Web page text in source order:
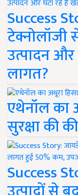
Success
टेक्नोलॉजी
उत्पादन
लागत?
एथेनॉल का
सुरक्षा की
Success